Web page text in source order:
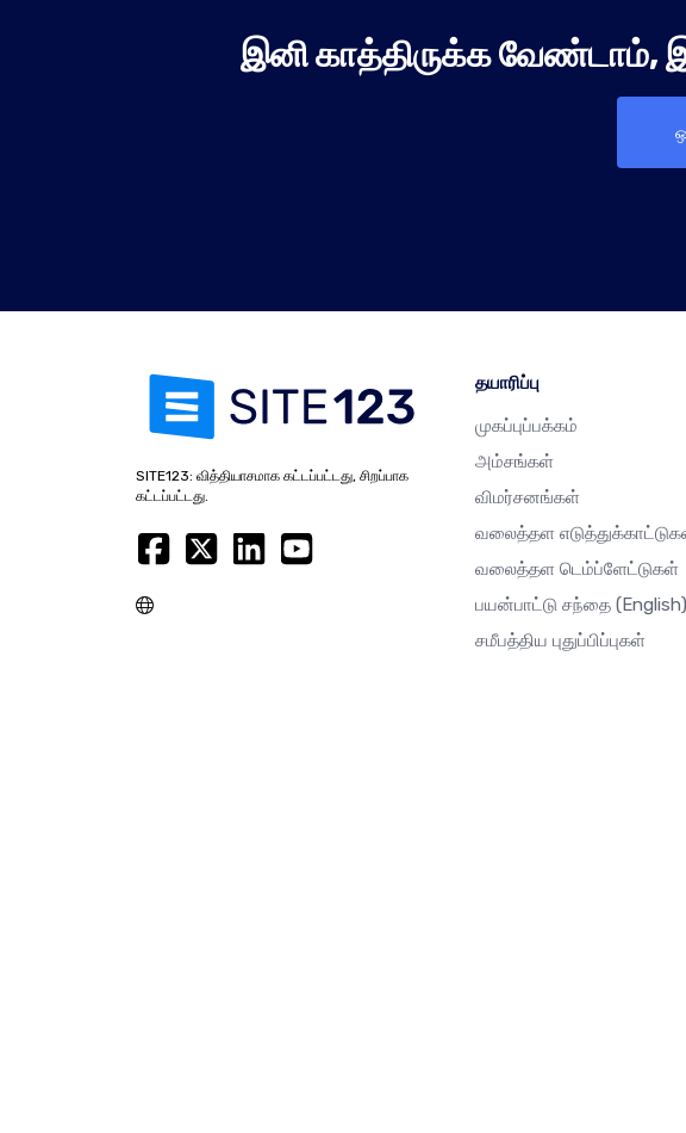
இனி காத்திருக்க
SITE123: வித்தியாசமாக கட்டப்பட்டது, சிறப்பாக
கட்டப்பட்டது.
தயாரிப்பு
முகப்புப்பக்கம்
அம்சங்கள்
விமர்சனங்கள்
வலைத்தள
வலைத்தள டெம்ப்ளேட்டுகள்
பயன்பாட்டு சந்தை (English)
சமீபத்திய புதுப்பிப்புகள்